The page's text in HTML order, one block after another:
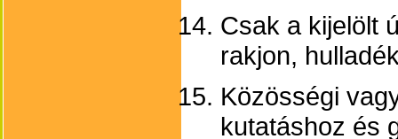
Csak a kijelölt
rakjon,
Közösségi
kutatáshoz és